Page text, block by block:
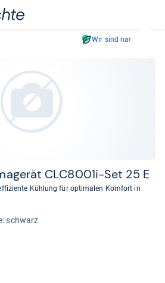
und
Wir sind nachhaltig
CLC8001i-​Set 25 E
Kühlung für optimalen Komfort in
schwarz